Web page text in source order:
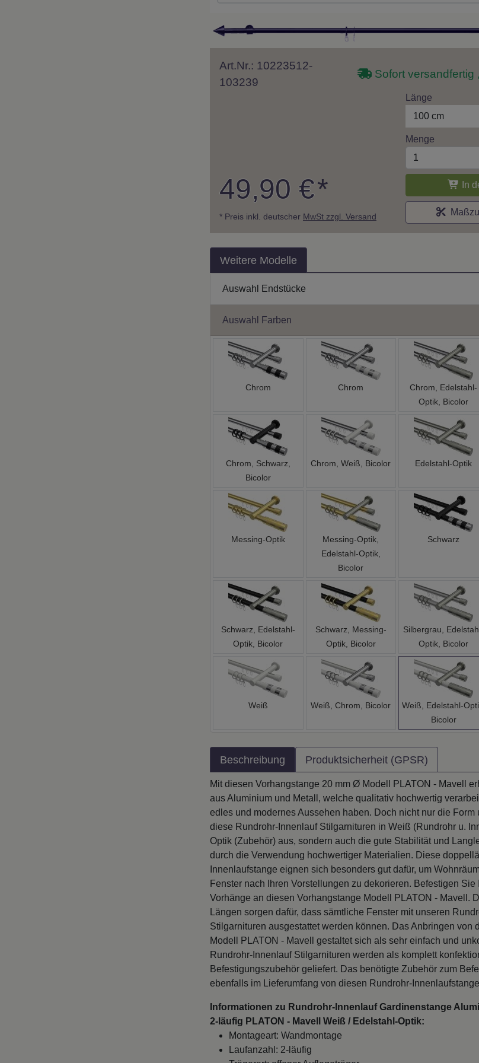
103239
49,90 €*
100 cm
Menge
In
Weitere Modelle
Chrom, Edelstahl-
Optik, Bicolor
Chrom, Schwarz,
Bicolor
Chrom, Weiß, Bicolor Edelstahl-Optik
Messing-Optik
Messing-Optik,
Edelstahl-Optik,
Bicolor
Schwarz
Schwarz, Edelstahl-
Optik, Bicolor
Schwarz, Messing-
Optik, Bicolor
Silbergrau, Edelstahl-
Optik, Bicolor
Weiß, Chrom, Bicolor
Weiß, Edelstahl-
Bicolor
Beschreibung Produktsicherheit (GPSR)
Mit diesen Vorhangstange 20 mm Ø Modell PLATON - Mavell
aus Aluminium und Metall, welche qualitativ hochwertig
edles und modernes Aussehen haben. Doch nicht nur die Form
diese Rundrohr-Innenlauf Stilgarnituren in Weiß (Rundrohr u.
Optik (Zubehör) aus, sondern auch die gute Stabilität und
durch die Verwendung hochwertiger Materialien. Diese
Innenlaufstange eignen sich besonders gut dafür, um
Fenster nach Ihren Vorstellungen zu dekorieren. Befestigen Sie
Vorhänge an diesen Vorhangstange Modell PLATON - Mavell.
Längen sorgen dafür, dass sämtliche Fenster mit unseren
Stilgarnituren ausgestattet werden können. Das Anbringen von
Modell PLATON - Mavell gestaltet sich als sehr einfach und
Rundrohr-Innenlauf Stilgarnituren werden als komplett
Befestigungszubehör geliefert. Das benötigte Zubehör zum
ebenfalls im Lieferumfang von diesen Rundrohr-Innenlaufstange
2-läufig PLATON - Mavell Weiß / Edelstahl-Optik:
Montageart: Wandmontage
Laufanzahl: 2-läufig
Trägerart: offener Auflageträger